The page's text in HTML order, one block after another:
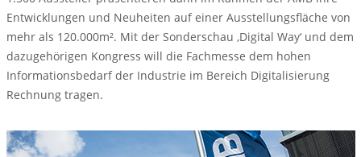
Entwicklungen und Neuheiten auf einer Ausstellungsfläche von
mehr als 120.000m². Mit der Sonderschau ‚Digital Way‘ und dem
dazugehörigen Kongress will die Fachmesse dem hohen
Informationsbedarf der Industrie im Bereich Digitalisierung
Rechnung tragen.